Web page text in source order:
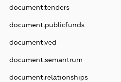
document.tenders
document.publicfunds
document.ved
document.semantrum
document.relationships